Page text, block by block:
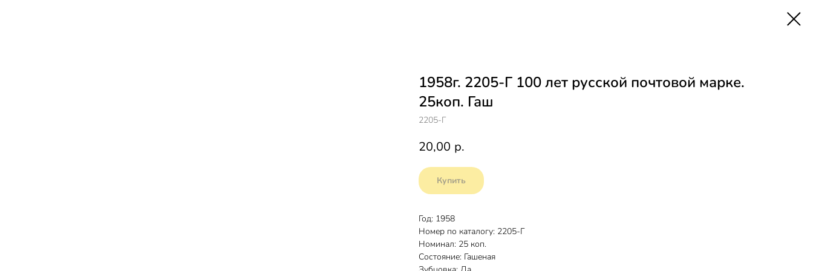
1958г. 2205-Г 100 лет русской почтовой марке.
25коп. Гаш
2205-Г
20,00 р.
Купить
Год: 1958
Номер по каталогу: 2205-Г
Номинал: 25 коп.
Состояние: Гашеная